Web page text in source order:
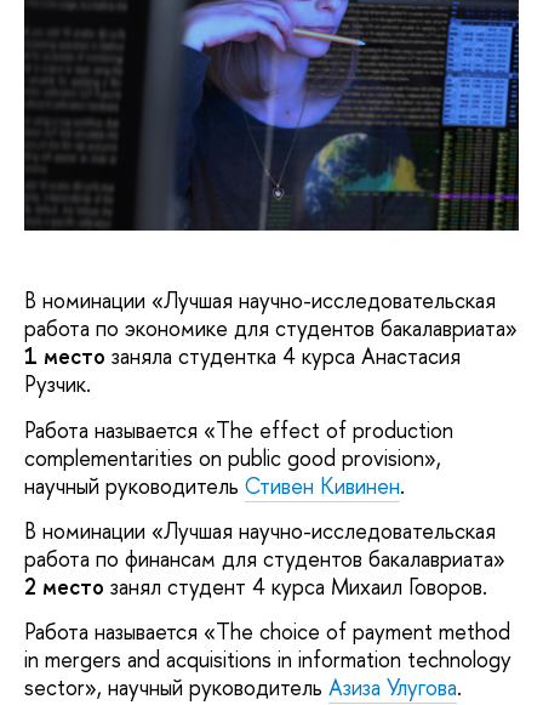
В номинации «Лучшая научно-исследовательская
работа по экономике для студентов бакалавриата»
1 место заняла студентка 4 курса Анастасия
Рузчик.
Работа называется «The effect of production
complementarities on public good provision»,
научный руководитель Стивен Кивинен.
В номинации «Лучшая научно-исследовательская
работа по финансам для студентов бакалавриата»
2 место занял студент 4 курса Михаил Говоров.
Работа называется «The choice of payment method
in mergers and acquisitions in information technology
sector», научный руководитель Азиза Улугова.